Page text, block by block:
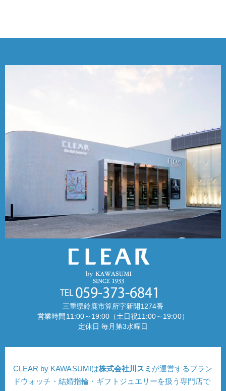
三重県鈴鹿市算所字新開1274番
営業時間11:00～19:00（土日祝11:00～19:00）
定休日 毎月第3水曜日
CLEAR by KAWASUMIは株式会社川スミ が運営するブラン
ドウォッチ・結婚指輪・ギフトジュエリーを扱う専門店で